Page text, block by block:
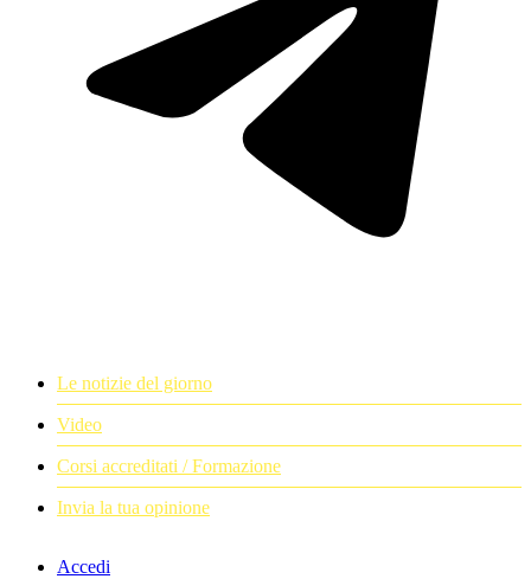
Le notizie del giorno
Video
Corsi accreditati / Formazione
Invia la tua opinione
Accedi